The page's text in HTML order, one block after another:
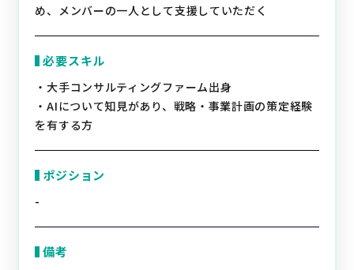
め、メンバーの一人として支援していただく
必要スキル
・大手コンサルティングファーム出身
・AIについて知見があり、戦略・事業計画の策定経験
を有する方
ポジション
-
備考